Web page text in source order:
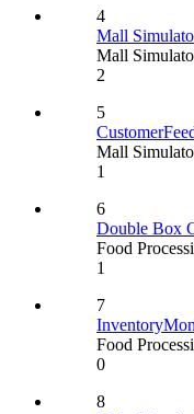
4
Mall
Mall
2
5
Mall
1
6
Double Box
Food
1
7
Food
0
8